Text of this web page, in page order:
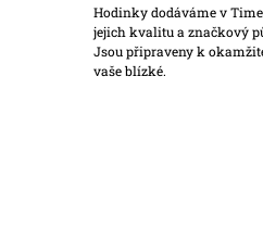
Hodinky dodáváme v
jejich kvalitu a značkový
Jsou připraveny k
vaše blízké.